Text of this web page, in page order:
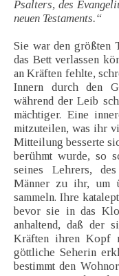
Psalters, des
neuen Testaments.“
Sie war den größten
das Bett verlassen
an Kräften fehlte,
Innern durch den
während der Leib
mächtiger. Eine
mitzuteilen, was ihr
Mitteilung besserte
berühmt wurde, so
seines Lehrers, des
Männer zu ihr, um
sammeln. Ihre
bevor sie in das
anhaltend, daß der
Kräften ihren Kopf
göttliche Seherin
bestimmt den